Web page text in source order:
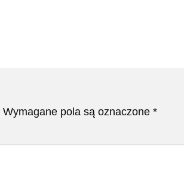
Wymagane pola są oznaczone *